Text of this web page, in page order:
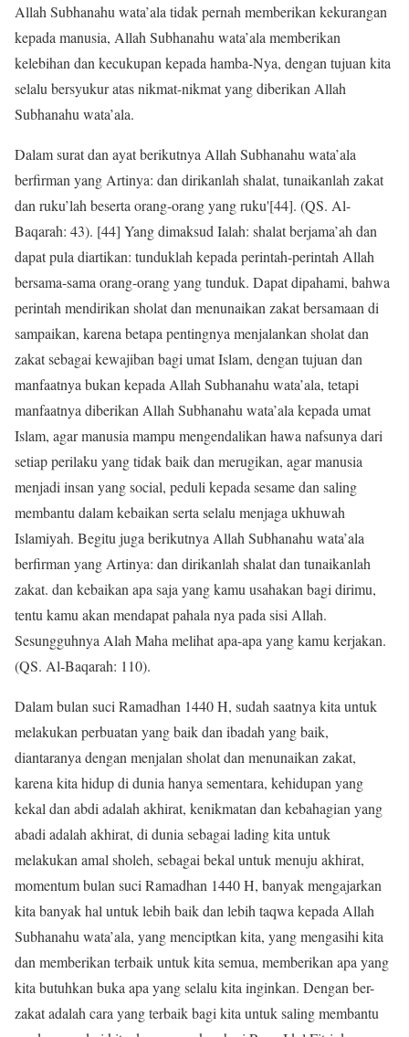
Allah Subhanahu wata’ala tidak pernah memberikan kekurangan
kepada manusia, Allah Subhanahu wata’ala memberikan
kelebihan dan kecukupan kepada hamba-Nya, dengan tujuan kita
selalu bersyukur atas nikmat-nikmat yang diberikan Allah
Subhanahu wata’ala.
Dalam surat dan ayat berikutnya Allah Subhanahu wata’ala
berfirman yang Artinya: dan dirikanlah shalat, tunaikanlah zakat
dan ruku’lah beserta orang-orang yang ruku'[44]. (QS. Al-
Baqarah: 43). [44] Yang dimaksud Ialah: shalat berjama’ah dan
dapat pula diartikan: tunduklah kepada perintah-perintah Allah
bersama-sama orang-orang yang tunduk. Dapat dipahami, bahwa
perintah mendirikan sholat dan menunaikan zakat bersamaan di
sampaikan, karena betapa pentingnya menjalankan sholat dan
zakat sebagai kewajiban bagi umat Islam, dengan tujuan dan
manfaatnya bukan kepada Allah Subhanahu wata’ala, tetapi
manfaatnya diberikan Allah Subhanahu wata’ala kepada umat
Islam, agar manusia mampu mengendalikan hawa nafsunya dari
setiap perilaku yang tidak baik dan merugikan, agar manusia
menjadi insan yang social, peduli kepada sesame dan saling
membantu dalam kebaikan serta selalu menjaga ukhuwah
Islamiyah. Begitu juga berikutnya Allah Subhanahu wata’ala
berfirman yang Artinya: dan dirikanlah shalat dan tunaikanlah
zakat. dan kebaikan apa saja yang kamu usahakan bagi dirimu,
tentu kamu akan mendapat pahala nya pada sisi Allah.
Sesungguhnya Alah Maha melihat apa-apa yang kamu kerjakan.
(QS. Al-Baqarah: 110).
Dalam bulan suci Ramadhan 1440 H, sudah saatnya kita untuk
melakukan perbuatan yang baik dan ibadah yang baik,
diantaranya dengan menjalan sholat dan menunaikan zakat,
karena kita hidup di dunia hanya sementara, kehidupan yang
kekal dan abdi adalah akhirat, kenikmatan dan kebahagian yang
abadi adalah akhirat, di dunia sebagai lading kita untuk
melakukan amal sholeh, sebagai bekal untuk menuju akhirat,
momentum bulan suci Ramadhan 1440 H, banyak mengajarkan
kita banyak hal untuk lebih baik dan lebih taqwa kepada Allah
Subhanahu wata’ala, yang menciptkan kita, yang mengasihi kita
dan memberikan terbaik untuk kita semua, memberikan apa yang
kita butuhkan buka apa yang selalu kita inginkan. Dengan ber-
zakat adalah cara yang terbaik bagi kita untuk saling membantu